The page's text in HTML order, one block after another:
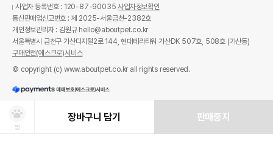
찜
장바구니 담기 판매중지
사업자 등록번호 : 120-87-90035사업자정보확인
통신판매업신고번호 : 제 2025-서울금천-2382호
개인정보관리자 : 김원규 hello@aboutpet.co.kr
서울특별시 금천구 가산디지털2로 144, 현대테라타워 가산DK 507호, 508호 (가산동)
구매안전(에스크로)서비스
© copyright (c) www.aboutpet.co.kr all rights reserved.